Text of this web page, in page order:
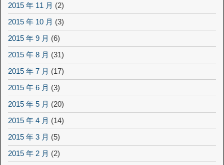
2015 年 11 月 (2)
2015 年 10 月 (3)
2015 年 9 月 (6)
2015 年 8 月 (31)
2015 年 7 月 (17)
2015 年 6 月 (3)
2015 年 5 月 (20)
2015 年 4 月 (14)
2015 年 3 月 (5)
2015 年 2 月 (2)